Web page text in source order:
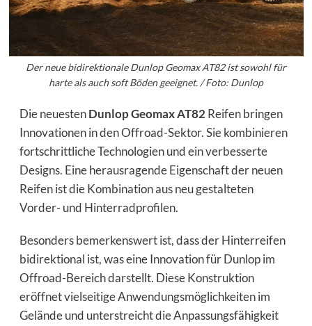
Der neue bidirektionale Dunlop Geomax AT82 ist sowohl für
harte als auch soft Böden geeignet. / Foto: Dunlop
Die neuestenDunlop Geomax AT82 Reifen bringen
Innovationen in den Offroad-Sektor. Sie kombinieren
fortschrittliche Technologien und ein verbesserte
Designs. Eine herausragende Eigenschaft der neuen
Reifen ist die Kombination aus neu gestalteten
Vorder- und Hinterradprofilen.
Besonders bemerkenswert ist, dass der Hinterreifen
bidirektional ist, was eine Innovation für Dunlop im
Offroad-Bereich darstellt. Diese Konstruktion
eröffnet vielseitige Anwendungsmöglichkeiten im
Gelände und unterstreicht die Anpassungsfähigkeit